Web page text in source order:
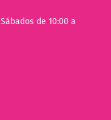
de 10:00 a